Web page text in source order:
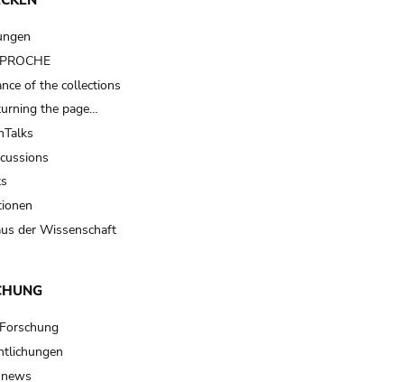
of the collections
the page…
der Wissenschaft